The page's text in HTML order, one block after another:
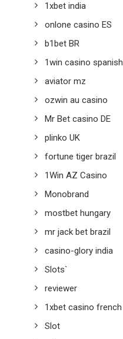
1xbet india
onlone casino ES
b1bet BR
1win casino spanish
aviator mz
ozwin au casino
Mr Bet casino DE
plinko UK
fortune tiger brazil
1Win AZ Casino
Monobrand
mostbet hungary
mr jack bet brazil
casino-glory india
Slots`
reviewer
1xbet casino french
Slot